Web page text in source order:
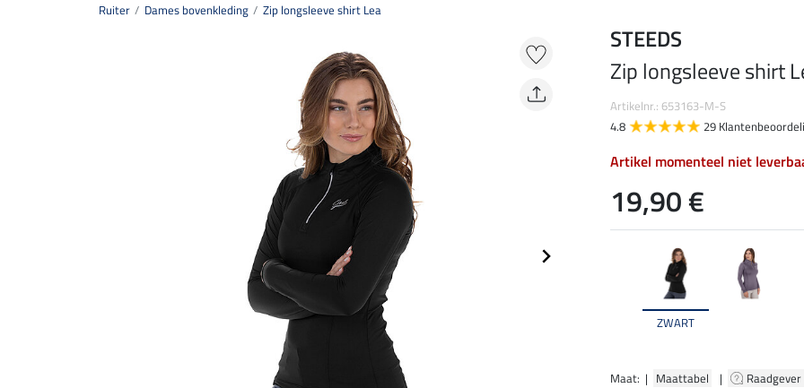
Ruiter Dames bovenkleding Zip longsleeve shirt Lea
ZWART
Maat: | Maattabel | Raadgever
STEEDS
Zip longsleeve shirt
Artikelnr.: 653163-M-S
4.8
29
Artikel momenteel niet
19,90 €